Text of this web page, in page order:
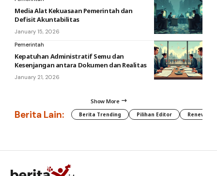
Media Alat Kekuasaan Pemerintah dan
Defisit Akuntabilitas
January 15, 2026
Pemerintah
Kepatuhan Administratif Semu dan
Kesenjangan antara Dokumen dan Realitas
January 21, 2026
Show More
Berita Lain: Berita Trending Pilihan Editor